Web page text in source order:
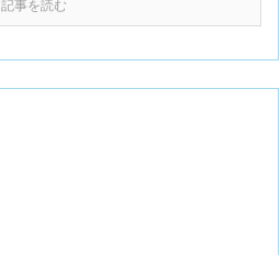
記事を読む